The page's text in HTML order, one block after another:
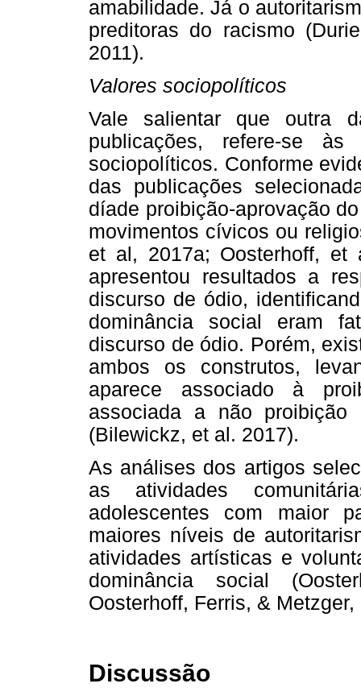
amabilidade. Já o
preditoras do racismo
2011).
Valores sociopolíticos
Vale salientar que outra
publicações, refere-se
sociopolíticos. Conforme
das publicações
díade proibição-aprovação
movimentos cívicos ou
et al, 2017a; Oosterhoff, et
apresentou resultados a
discurso de ódio,
dominância social eram
discurso de ódio. Porém,
ambos os construtos,
aparece associado à
associada a não
(Bilewickz, et al. 2017).
As análises dos artigos
as atividades
adolescentes com maior
maiores níveis de
atividades artísticas e
dominância social
Oosterhoff, Ferris, & Metzger,
Discussão